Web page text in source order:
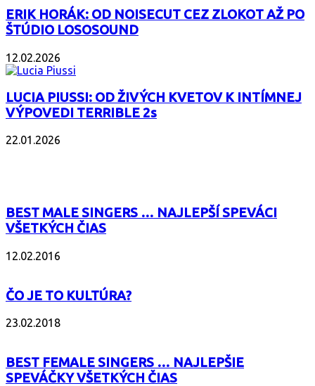
ERIK HORÁK: OD NOISECUT CEZ ZLOKOT AŽ PO
ŠTÚDIO LOSOSOUND
12.02.2026
LUCIA PIUSSI: OD ŽIVÝCH KVETOV K INTÍMNEJ
VÝPOVEDI TERRIBLE 2s
22.01.2026
BEST MALE SINGERS … NAJLEPŠÍ SPEVÁCI
VŠETKÝCH ČIAS
12.02.2016
ČO JE TO KULTÚRA?
23.02.2018
BEST FEMALE SINGERS … NAJLEPŠIE
SPEVÁČKY VŠETKÝCH ČIAS